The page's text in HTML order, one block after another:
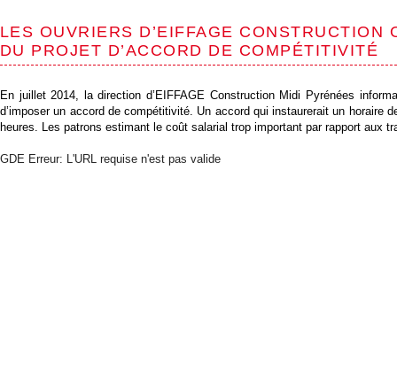
LES OUVRIERS D’EIFFAGE CONSTRUCTION
DU PROJET D’ACCORD DE COMPÉTITIVITÉ
En juillet 2014, la direction d’EIFFAGE Construction Midi Pyrénées
d’imposer un accord de compétitivité. Un accord qui instaurerait un horaire
heures. Les patrons estimant le coût salarial trop important par rapport aux
GDE Erreur: L'URL requise n'est pas valide